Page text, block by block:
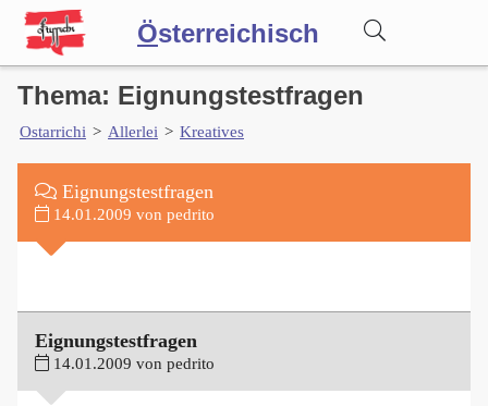
Österreichisch
Wörterbuch
Forum
Blog
Thema: Eignungstestfragen
Ostarrichi > Allerlei > Kreatives
Eignungstestfragen
14.01.2009 von pedrito
Eignungstestfragen
14.01.2009 von pedrito